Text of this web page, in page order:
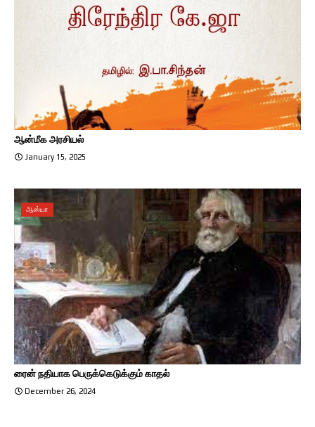
ஆன்மீக அரசியல்
January 15, 2025
ஆஸ்யா
ரைன் நதியாக பெருக்கெடுக்கும் காதல்
December 26, 2024